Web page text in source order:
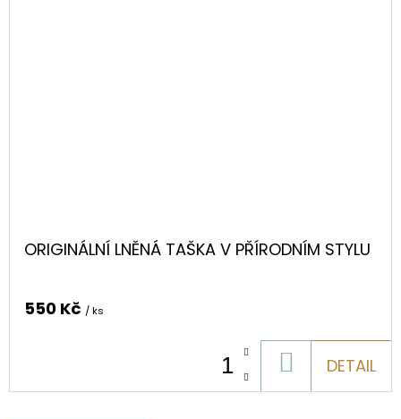
ORIGINÁLNÍ LNĚNÁ TAŠKA V PŘÍRODNÍM STYLU
550 Kč / ks
KOŠÍKU
DETAIL